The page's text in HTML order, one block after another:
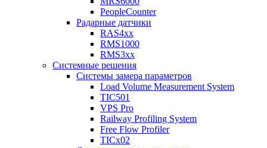
PeopleCounter
Радарные датчики
RAS4xx
RMS1000
RMS3xx
Системные решения
Системы замера параметров
Load Volume Measurement System
TIC501
VPS Pro
Railway Profiling System
Free Flow Profiler
TICx02